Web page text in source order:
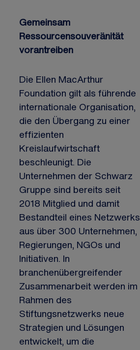
Gemeinsam
Ressourcensouveränität
vorantreiben
Die Ellen MacArthur
Foundation gilt als führende
internationale Organisation,
die den Übergang zu einer
effizienten
Kreislaufwirtschaft
beschleunigt. Die
Unternehmen der Schwarz
Gruppe sind bereits seit
2018 Mitglied und damit
Bestandteil eines Netzwerks
aus über 300 Unternehmen,
Regierungen, NGOs und
Initiativen. In
branchenübergreifender
Zusammenarbeit werden im
Rahmen des
Stiftungsnetzwerks neue
Strategien und Lösungen
entwickelt, um die